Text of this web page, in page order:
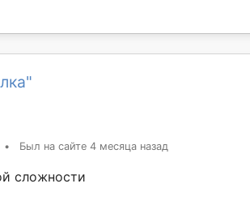
• Был на сайте 4 месяца назад
сложности